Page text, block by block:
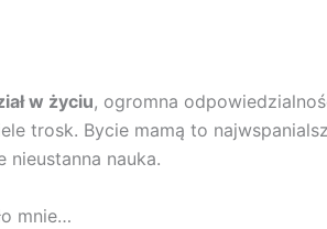
w życiu, ogromna
trosk. Bycie mamą to
nieustanna nauka.
mnie…